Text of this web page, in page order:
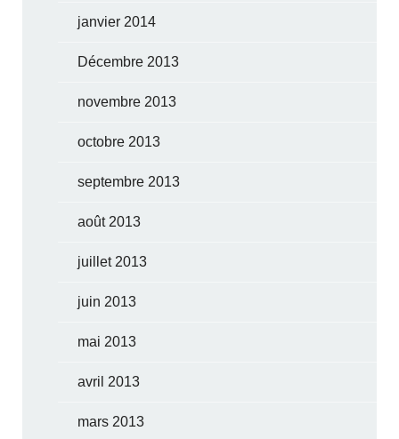
janvier 2014
Décembre 2013
novembre 2013
octobre 2013
septembre 2013
août 2013
juillet 2013
juin 2013
mai 2013
avril 2013
mars 2013